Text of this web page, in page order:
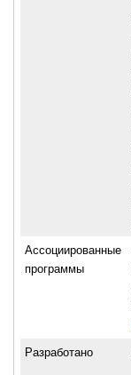
Ассоциированные
программы
Разработано